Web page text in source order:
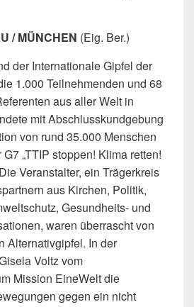
/ MÜNCHEN (Eig. Ber.)
der Internationale Gipfel der
1.000 Teilnehmenden und 68
aus aller Welt in
mit Abschlusskundgebung
von rund 35.000 Menschen
„TTIP stoppen! Klima retten!
Veranstalter, ein Trägerkreis
aus Kirchen, Politik,
Gesundheits- und
waren überrascht von
Alternativgipfel. In der
Voltz vom
Mission EineWelt die
gegen ein nicht